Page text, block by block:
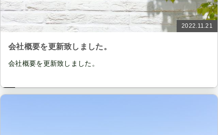
2022.11.21
会社概要を更新致しました。
会社概要を更新致しました。